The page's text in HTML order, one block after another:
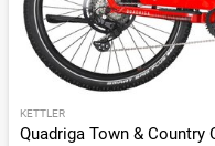
KETTLER